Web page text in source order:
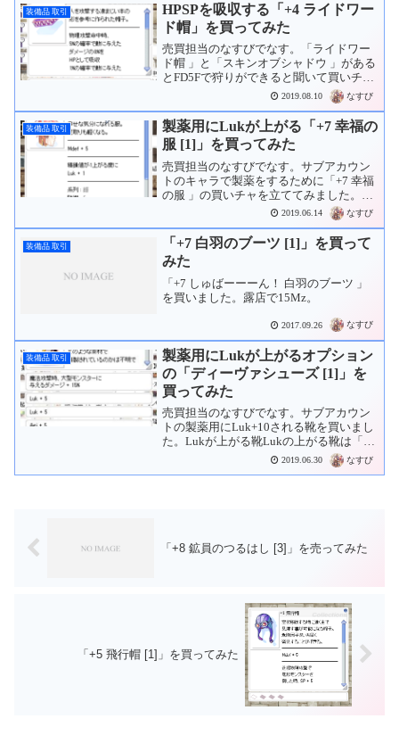
装備品 取引
HPSPを吸収する「+4 ライドワー
ド帽」を買ってみた
売買担当のなすびでなす。「ライドワー
ド帽 」と「スキンオブシャドウ 」がある
とFD5Fで狩りができると聞いて買いチャ
を出してみました。しばらくすると入室
音がしました。というわけで、「+4 ライ
ドワード帽 」を30Mzで手に入れまし
た。あとは...
2019.08.10 なすび
装備品 取引
製薬用にLukが上がる「+7 幸福の
服 [1]」を買ってみた
売買担当のなすびでなす。サブアカウン
トのキャラで製薬をするために「+7 幸福
の服 」の買いチャを立ててみました。し
ばらくして製薬してそうな人が来ました
というわけで、「コウカード」も刺さっ
た「+7 プチラック 幸運の服 」を2Mzで
ゲットしま...
2019.06.14 なすび
装備品 取引
「+7 白羽のブーツ [1]」を買って
みた
「+7 しゅばーーーん！ 白羽のブーツ 」
を買いました。露店で15Mz。
2017.09.26 なすび
装備品 取引
製薬用にLukが上がるオプション
の「ディーヴァシューズ [1]」を
買ってみた
売買担当のなすびでなす。サブアカウン
トの製薬用にLuk+10される靴を買いまし
た。Lukが上がる靴Lukの上がる靴は「ガ
ラスの靴」「ガラスの靴 」があります。
ポリン入りからLuk+7される「ライフ ガ
2019.06.30 なすび
「+8 鉱員のつるはし [3]」を売ってみた
「+5 飛行帽 [1]」を買ってみた